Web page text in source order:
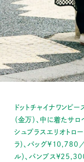
ドットチャイナワンピ
（金万）、中に着たサ
シュプラスエリオトロ
ラ）、バッグ¥10,780
ル）、パンプス